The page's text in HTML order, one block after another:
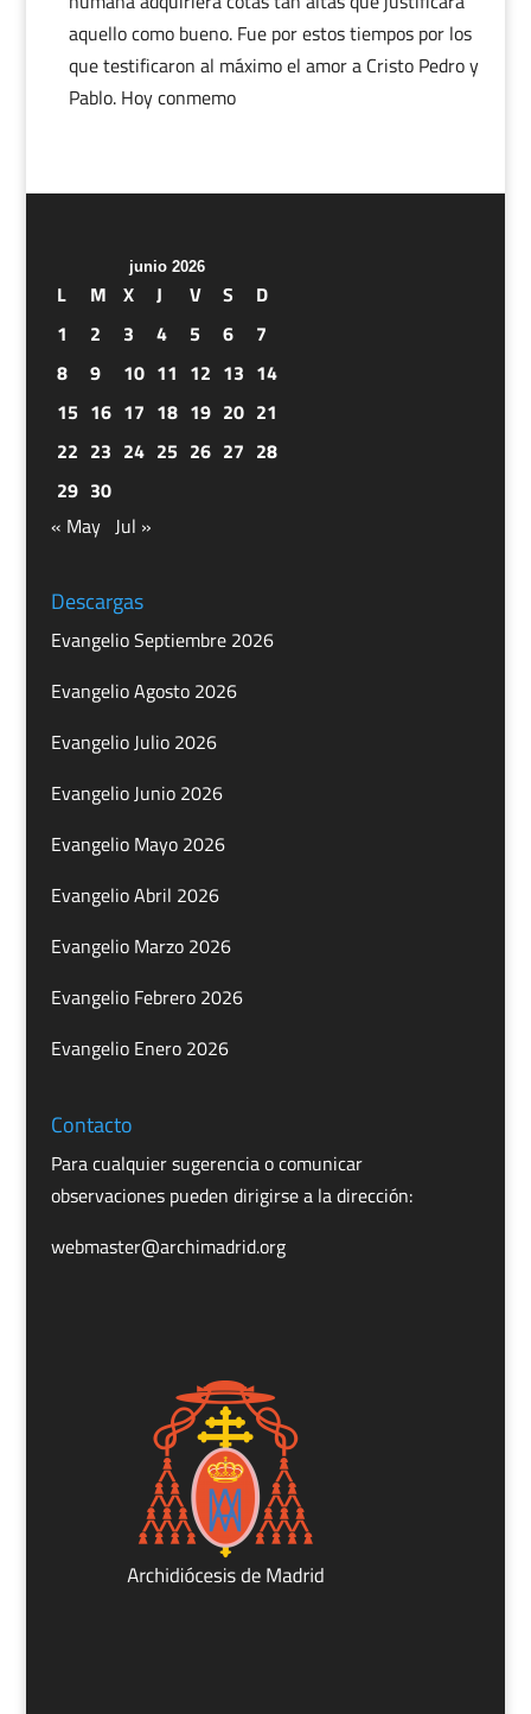
aquello como bueno. Fue por estos tiempos por los
que testificaron al máximo el amor a Cristo Pedro y
Pablo. Hoy conmemo
junio 2026
L M X J V S
D
1
2 3 4 5 6
7
8
9 10 11 12 13 14
15 16 17 18 19 20 21
22 23 24 25 26 27 28
29 30
« May Jul »
Descargas
Evangelio Septiembre 2026
Evangelio Agosto 2026
Evangelio Julio 2026
Evangelio Junio 2026
Evangelio Mayo 2026
Evangelio Abril 2026
Evangelio Marzo 2026
Evangelio Febrero 2026
Evangelio Enero 2026
Contacto
Para cualquier sugerencia o comunicar
observaciones pueden dirigirse a la dirección:
webmaster@archimadrid.org